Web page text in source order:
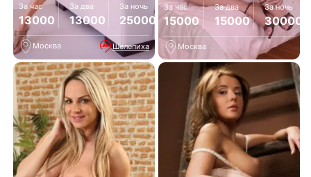
За час
13000
За два
13000
За ночь
25000
Москва Шелепиха
За час
15000
За два
15000
За ночь
30000
Москва